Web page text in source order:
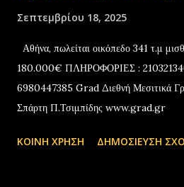
Σεπτεμβρίου 18, 2025
Αθήνα, πωλείται οικόπεδο 341 τ.μ
180.000€ ΠΛΗΡΟΦΟΡΙΕΣ :
6980447385 Grad Διεθνή Μεσιτικά
Σπάρτη Π.Τσιμπίδης www.grad.gr
ΚΟΙΝΉ ΧΡΉΣΗ ΔΗΜΟΣΊΕΥΣΗ